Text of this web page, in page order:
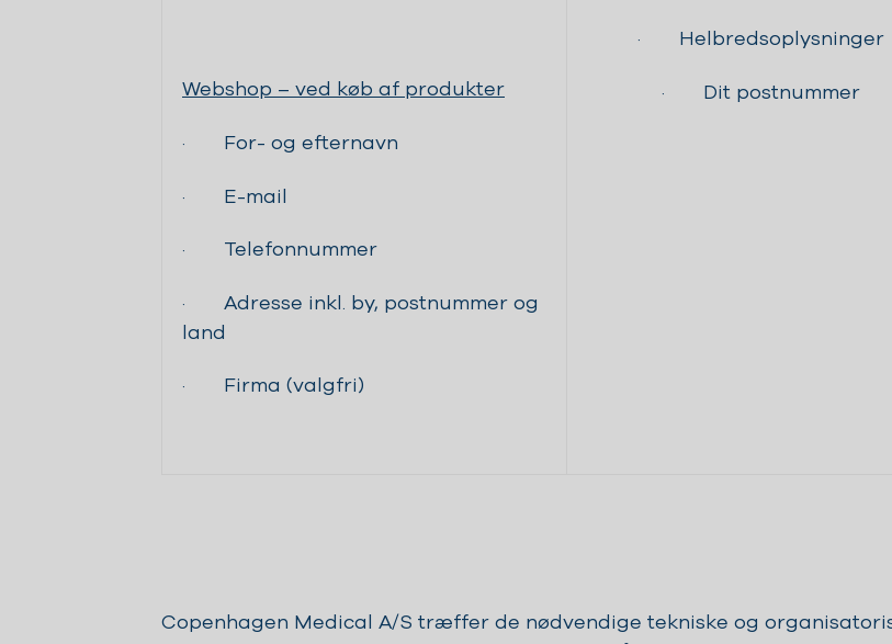
Webshop – ved køb af produkter
· For- og efternavn
· E-mail
· Telefonnummer
· Adresse inkl. by, postnummer og
land
· Firma (valgfri)
· Helbredsoplysninger
· Dit postnummer
Copenhagen Medical A/S træffer de nødvendige tekniske og